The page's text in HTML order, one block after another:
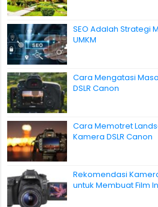
SEO Adalah Strategi
UMKM
Cara Mengatasi
DSLR Canon
Cara Memotret
Kamera DSLR Canon
Rekomendasi
untuk Membuat Film